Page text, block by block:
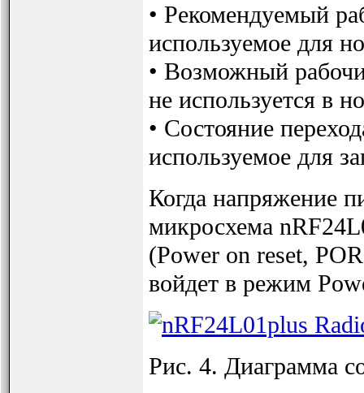
• Рекомендуемый
используемое для
• Возможный
не используется в
• Состояние
используемое для
Когда напряжение
микросхема
(Power on reset,
войдет в режим
Рис. 4. Диаграмма